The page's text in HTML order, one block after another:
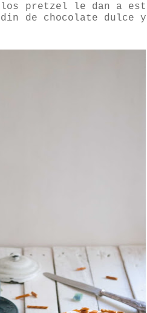
los pretzel le dan a
de chocolate dulce